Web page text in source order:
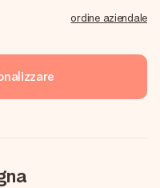
ordine aziendale